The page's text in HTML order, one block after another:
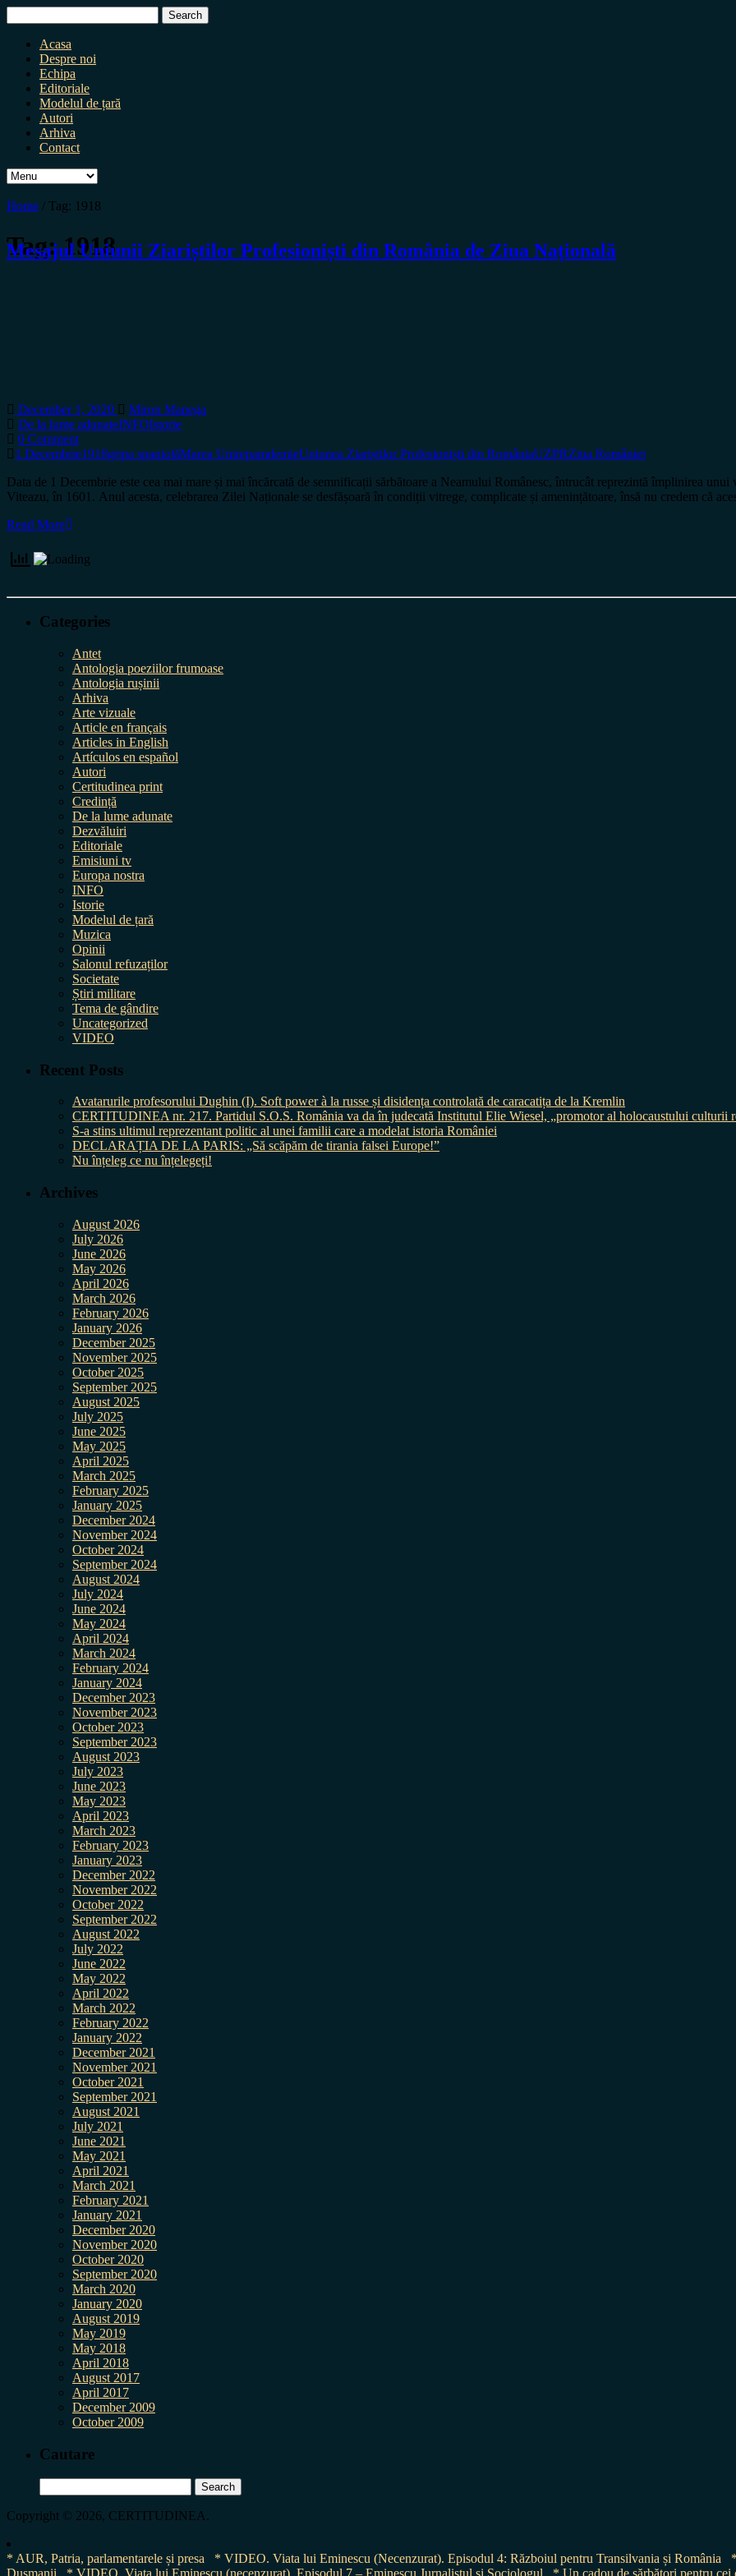
for:
Acasa
Despre noi
Echipa
Editoriale
Modelul de țară
Autori
Arhiva
Contact
Home / Tag: 1918
Tag:1918
Mesajul Uniunii Ziariștilor Profesioniști din România de Ziua Națională
December 1, 2020
Miron Manega
De la lume adunateINFOIstorie
0 Comment
1 Decembrie1918gripa spaniolăMarea UnirepamdemieUniunea Ziariștilor Profesioniști din RomâniaUZPRZiua României
Data de 1 Decembrie este cea mai mare și mai încărcată de semnificații sărbătoare a Neamului Românesc, întrucât reprezintă împlinirea
Viteazu, în 1601. Anul acesta, celebrarea Zilei Naționale se desfășoară în condiții vitrege, complicate și amenințătoare, însă nu credem că
Read More
Categories
Antet
Antologia poeziilor frumoase
Antologia rușinii
Arhiva
Arte vizuale
Article en français
Articles in English
Artículos en español
Autori
Certitudinea print
Credință
De la lume adunate
Dezvăluiri
Editoriale
Emisiuni tv
Europa nostra
INFO
Istorie
Modelul de țară
Muzica
Opinii
Salonul refuzaților
Societate
Știri militare
Tema de gândire
Uncategorized
VIDEO
Recent Posts
Avatarurile profesorului Dughin (I). Soft power à la russe și disidența controlată de caracatița de la Kremlin
CERTITUDINEA nr. 217. Partidul S.O.S. România va da în judecată Institutul Elie Wiesel, „promotor al holocaustului culturii
S-a stins ultimul reprezentant politic al unei familii care a modelat istoria României
DECLARAȚIA DE LA PARIS: „Să scăpăm de tirania falsei Europe!”
Nu înțeleg ce nu înțelegeți!
Archives
August 2026
July 2026
June 2026
May 2026
April 2026
March 2026
February 2026
January 2026
December 2025
November 2025
October 2025
September 2025
August 2025
July 2025
June 2025
May 2025
April 2025
March 2025
February 2025
January 2025
December 2024
November 2024
October 2024
September 2024
August 2024
July 2024
June 2024
May 2024
April 2024
March 2024
February 2024
January 2024
December 2023
November 2023
October 2023
September 2023
August 2023
July 2023
June 2023
May 2023
April 2023
March 2023
February 2023
January 2023
December 2022
November 2022
October 2022
September 2022
August 2022
July 2022
June 2022
May 2022
April 2022
March 2022
February 2022
January 2022
December 2021
November 2021
October 2021
September 2021
August 2021
July 2021
June 2021
May 2021
April 2021
March 2021
February 2021
January 2021
December 2020
November 2020
October 2020
September 2020
March 2020
January 2020
August 2019
May 2019
May 2018
April 2018
August 2017
April 2017
December 2009
October 2009
Cautare
for:
Copyright © 2026, CERTITUDINEA.
* AUR, Patria, parlamentarele și presa * VIDEO. Viata lui Eminescu (Necenzurat). Episodul 4: Războiul pentru Transilvania și România